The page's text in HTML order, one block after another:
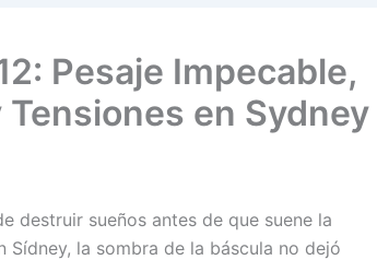
Pesaje Impecable,
en Sydney
destruir sueños antes de que suene la
Sídney, la sombra de la báscula no dejó